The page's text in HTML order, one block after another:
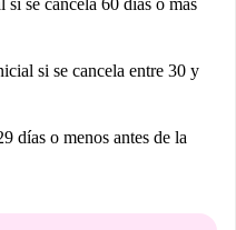
si se cancela entre 30 y
días o menos antes de la